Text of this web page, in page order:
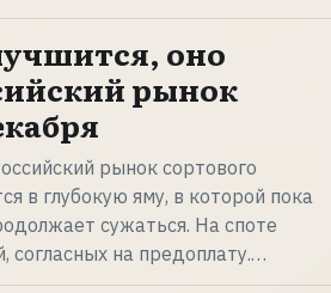
оно
рынок
рынок сортового
в глубокую яму, в которой пока
сужаться. На споте
согласных на предоплату.…